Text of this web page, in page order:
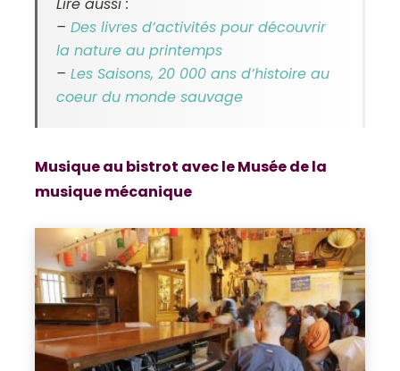
Lire aussi :
–Des livres d’activités pour découvrir
la nature au printemps
–Les Saisons, 20 000 ans d’histoire au
coeur du monde sauvage
Musique au bistrot avec le Musée de la
musique mécanique